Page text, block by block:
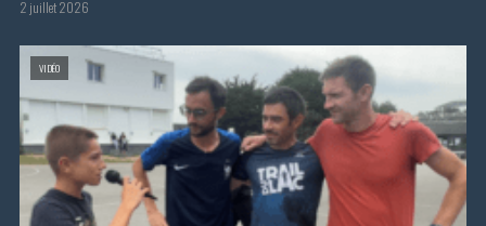
2 juillet 2026
VIDÉO